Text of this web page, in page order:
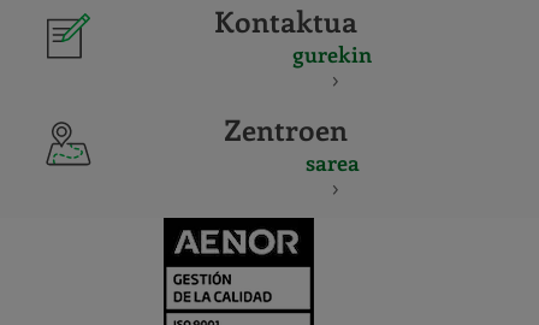
Kontaktua
gurekin
Zentroen
sarea
Y